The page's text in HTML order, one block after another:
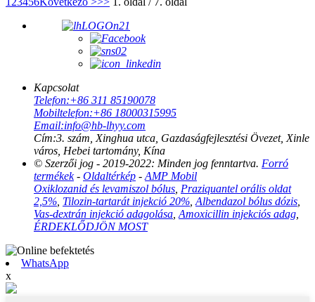
Kapcsolat
Telefon:+86 311 85190078
Mobiltelefon:+86 18000315995
Email:info@hb-lhyy.com
Cím:3. szám, Xinghua utca, Gazdaságfejlesztési Övezet, Xinle
város, Hebei tartomány, Kína
© Szerzői jog - 2019-2022: Minden jog fenntartva. Forró
termékek- Oldaltérkép - AMP Mobil
Oxiklozanid és levamiszol bólus Praziquantel orális oldat
2,5% Tilozin-tartarát injekció 20% Albendazol bólus dózis
Vas-dextrán injekció adagolása Amoxicillin injekciós adag
ÉRDEKLŐDJÖN MOST
WhatsApp
x